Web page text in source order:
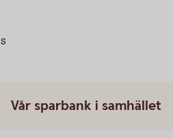
Vår sparbank i samhället